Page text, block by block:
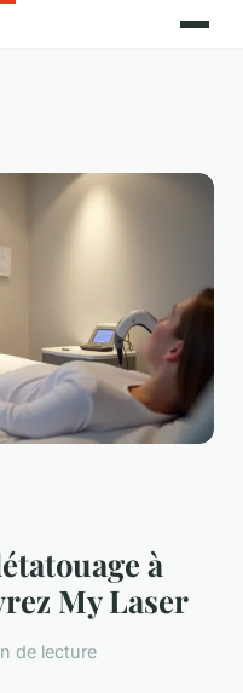
à
My Laser
de lecture